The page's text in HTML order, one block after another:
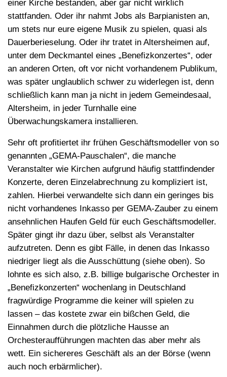
einer Kirche bestanden, aber gar nicht wirklich
stattfanden. Oder ihr nahmt Jobs als Barpianisten an,
um stets nur eure eigene Musik zu spielen, quasi als
Dauerberieselung. Oder ihr tratet in Altersheimen auf,
unter dem Deckmantel eines „Benefizkonzertes“, oder
an anderen Orten, oft vor nicht vorhandenem Publikum,
was später unglaublich schwer zu widerlegen ist, denn
schließlich kann man ja nicht in jedem Gemeindesaal,
Altersheim, in jeder Turnhalle eine
Überwachungskamera installieren.
Sehr oft profitiertet ihr frühen Geschäftsmodeller von so
genannten „GEMA-Pauschalen“, die manche
Veranstalter wie Kirchen aufgrund häufig stattfindender
Konzerte, deren Einzelabrechnung zu kompliziert ist,
zahlen. Hierbei verwandelte sich dann ein geringes bis
nicht vorhandenes Inkasso per GEMA-Zauber zu einem
ansehnlichen Haufen Geld für euch Geschäftsmodeller.
Später gingt ihr dazu über, selbst als Veranstalter
aufzutreten. Denn es gibt Fälle, in denen das Inkasso
niedriger liegt als die Ausschüttung (siehe oben). So
lohnte es sich also, z.B. billige bulgarische Orchester in
„Benefizkonzerten“ wochenlang in Deutschland
fragwürdige Programme die keiner will spielen zu
lassen – das kostete zwar ein bißchen Geld, die
Einnahmen durch die plötzliche Hausse an
Orchesteraufführungen machten das aber mehr als
wett. Ein sichereres Geschäft als an der Börse (wenn
auch noch erbärmlicher).